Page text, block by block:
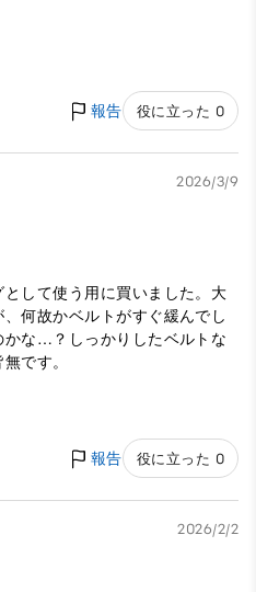
報告 役に立った 0
2026/3/9
して使う用に買いました。大
何故かベルトがすぐ緩んでし
かな…？しっかりしたベルトな
です。
報告 役に立った 0
2026/2/2